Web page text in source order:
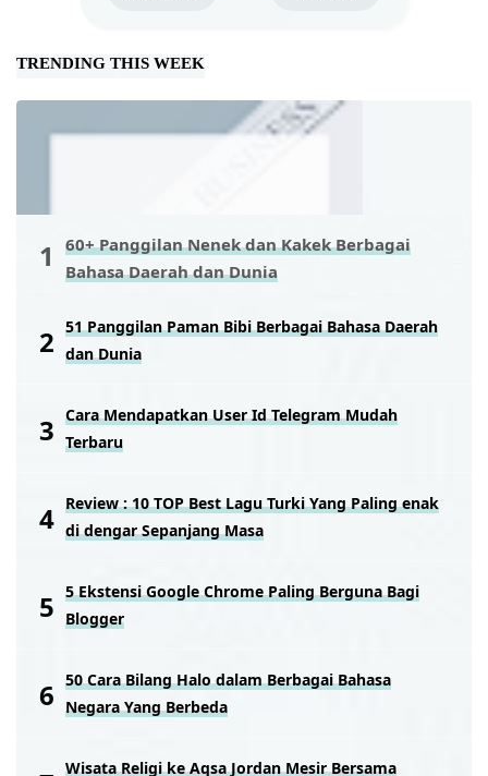
TRENDING THIS WEEK
60+ Panggilan Nenek dan Kakek Berbagai
Bahasa Daerah dan Dunia
51 Panggilan Paman Bibi Berbagai Bahasa Daerah
dan Dunia
Cara Mendapatkan User Id Telegram Mudah
Terbaru
Review : 10 TOP Best Lagu Turki Yang Paling enak
di dengar Sepanjang Masa
5 Ekstensi Google Chrome Paling Berguna Bagi
Blogger
50 Cara Bilang Halo dalam Berbagai Bahasa
Negara Yang Berbeda
Wisata Religi ke Aqsa Jordan Mesir Bersama